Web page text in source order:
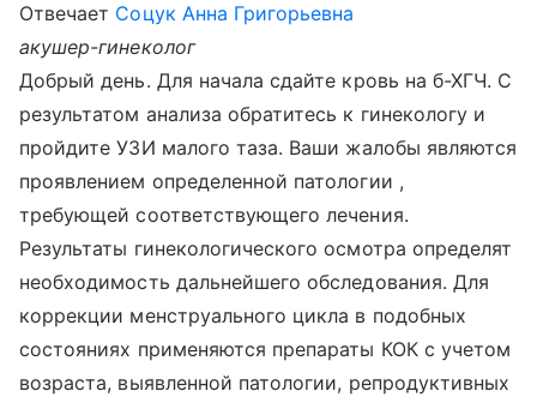
Отвечает Соцук Анна Григорьевна
акушер-гинеколог
Добрый день. Для начала сдайте кровь на б-ХГЧ. С
результатом анализа обратитесь к гинекологу и
пройдите УЗИ малого таза. Ваши жалобы являются
проявлением определенной патологии ,
требующей соответствующего лечения.
Результаты гинекологического осмотра определят
необходимость дальнейшего обследования. Для
коррекции менструального цикла в подобных
состояниях применяются препараты КОК с учетом
возраста, выявленной патологии, репродуктивных